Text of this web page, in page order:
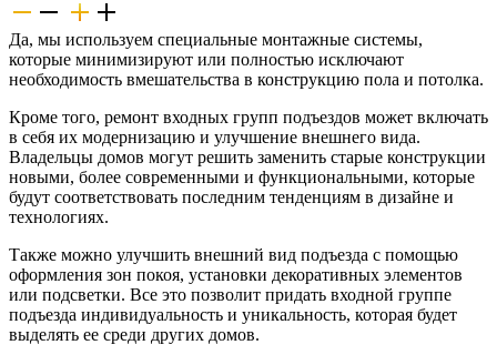
Да, мы используем специальные монтажные системы,
которые минимизируют или полностью исключают
необходимость вмешательства в конструкцию пола и потолка.
Кроме того, ремонт входных групп подъездов может включать
в себя их модернизацию и улучшение внешнего вида.
Владельцы домов могут решить заменить старые конструкции
новыми, более современными и функциональными, которые
будут соответствовать последним тенденциям в дизайне и
технологиях.
Также можно улучшить внешний вид подъезда с помощью
оформления зон покоя, установки декоративных элементов
или подсветки. Все это позволит придать входной группе
подъезда индивидуальность и уникальность, которая будет
выделять ее среди других домов.